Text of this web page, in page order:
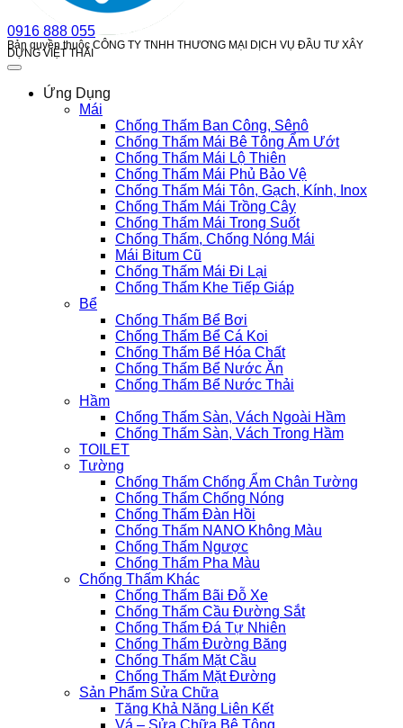
0916 888 055
Bản quyền thuộc CÔNG TY TNHH THƯƠNG MẠI DỊCH VỤ ĐẦU TƯ XÂY
DỰNG VIỆT THÁI
Ứng Dụng
Mái
Chống Thấm Ban Công, Sênô
Chống Thấm Mái Bê Tông Ẩm Ướt
Chống Thấm Mái Lộ Thiên
Chống Thấm Mái Phủ Bảo Vệ
Chống Thấm Mái Tôn, Gạch, Kính, Inox
Chống Thấm Mái Trồng Cây
Chống Thấm Mái Trong Suốt
Chống Thấm, Chống Nóng Mái
Mái Bitum Cũ
Chống Thấm Mái Đi Lại
Chống Thấm Khe Tiếp Giáp
Bể
Chống Thấm Bể Bơi
Chống Thấm Bể Cá Koi
Chống Thấm Bể Hóa Chất
Chống Thấm Bể Nước Ăn
Chống Thấm Bể Nước Thải
Hầm
Chống Thấm Sàn, Vách Ngoài Hầm
Chống Thấm Sàn, Vách Trong Hầm
TOILET
Tường
Chống Thấm Chống Ẩm Chân Tường
Chống Thấm Chống Nóng
Chống Thấm Đàn Hồi
Chống Thấm NANO Không Màu
Chống Thấm Ngược
Chống Thấm Pha Màu
Chống Thấm Khác
Chống Thấm Bãi Đỗ Xe
Chống Thấm Cầu Đường Sắt
Chống Thấm Đá Tự Nhiên
Chống Thấm Đường Băng
Chống Thấm Mặt Cầu
Chống Thấm Mặt Đường
Sản Phẩm Sửa Chữa
Tăng Khả Năng Liên Kết
Vá – Sửa Chữa Bê Tông